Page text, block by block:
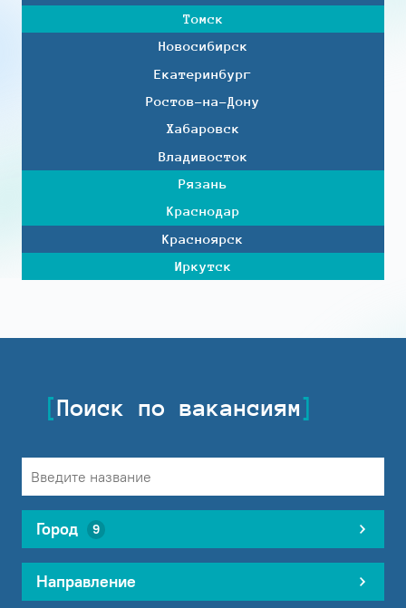
Томск
Новосибирск
Екатеринбург
Ростов-на-Дону
Хабаровск
Владивосток
Рязань
Краснодар
Красноярск
Иркутск
Поиск по вакансиям
Город 9
Направление